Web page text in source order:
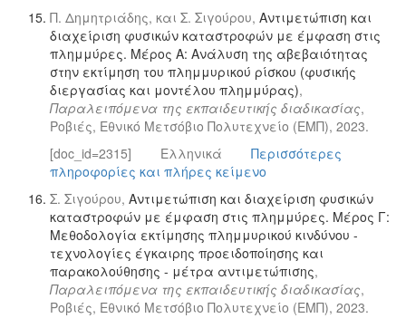
Π. Δημητριάδης, και Σ. Σιγούρου, Αντιμετώπιση και
διαχείριση φυσικών καταστροφών με έμφαση στις
πλημμύρες. Μέρος Α: Ανάλυση της αβεβαιότητας
στην εκτίμηση του πλημμυρικού ρίσκου (φυσικής
διεργασίας και μοντέλου πλημμύρας),
Παραλειπόμενα της εκπαιδευτικής διαδικασίας,
Ροβιές, Εθνικό Μετσόβιο Πολυτεχνείο (ΕΜΠ), 2023.
[doc_id=2315]
Ελληνικά
Περισσότερες
πληροφορίες και πλήρες κείμενο
Σ. Σιγούρου, Αντιμετώπιση και διαχείριση φυσικών
καταστροφών με έμφαση στις πλημμύρες. Μέρος Γ:
Μεθοδολογία εκτίμησης πλημμυρικού κινδύνου -
τεχνολογίες έγκαιρης προειδοποίησης και
παρακολούθησης - μέτρα αντιμετώπισης,
Παραλειπόμενα της εκπαιδευτικής διαδικασίας,
Ροβιές, Εθνικό Μετσόβιο Πολυτεχνείο (ΕΜΠ), 2023.